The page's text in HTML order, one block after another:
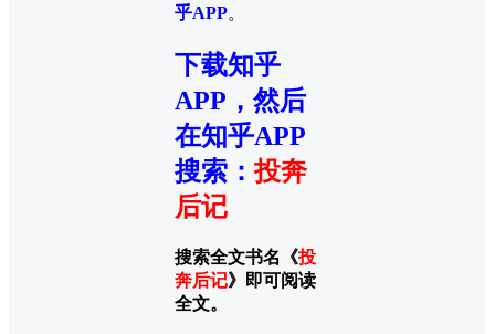
乎APP。
下载知乎
APP，然后
在知乎APP
搜索 ：投奔
后记
搜索全文书名《投
奔后记》即可阅读
全文。